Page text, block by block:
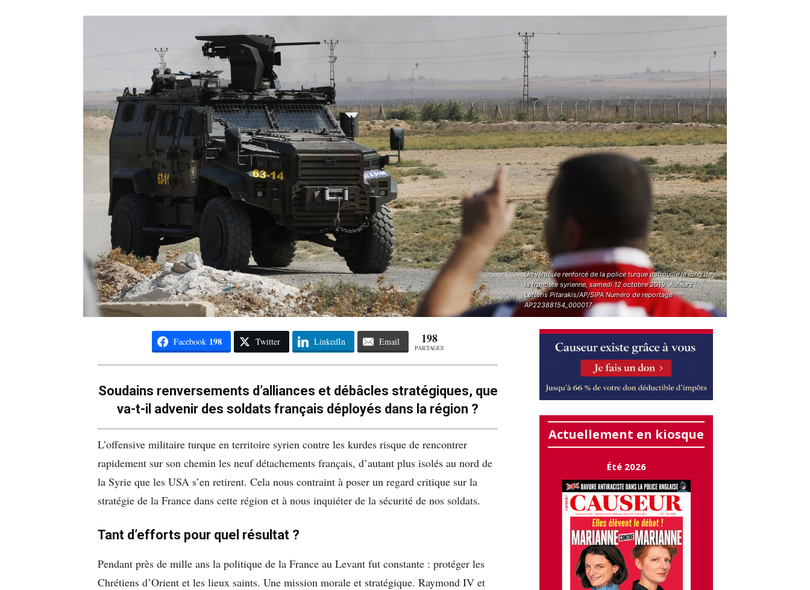
Un véhicule renforcé de la police turque patrouille le long de
la frontière syrienne, samedi 12 octobre 2019. Auteurs :
Lefteris Pitarakis/AP/SIPA Numéro de reportage :
AP22388154_000017
Facebook 198 Twitter LinkedIn Email 198
PARTAGES
Soudains renversements d’alliances et débâcles stratégiques, que
va-t-il advenir des soldats français déployés dans la région ?
L’offensive militaire turque en territoire syrien contre les kurdes risque de rencontrer
rapidement sur son chemin les neuf détachements français, d’autant plus isolés au nord de
la Syrie que les USA s’en retirent. Cela nous contraint à poser un regard critique sur la
stratégie de la France dans cette région et à nous inquiéter de la sécurité de nos soldats.
Tant d’efforts pour quel résultat ?
Pendant près de mille ans la politique de la France au Levant fut constante : protéger les
Chrétiens d’Orient et les lieux saints. Une mission morale et stratégique. Raymond IV et
Actuellement en kiosque
Été 2026